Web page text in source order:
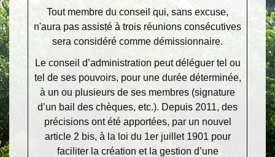
Tout membre du conseil qui, sans excuse,
n'aura pas assisté à trois réunions consécutives
sera considéré comme démissionnaire.
Le conseil d’administration peut déléguer tel ou
tel de ses pouvoirs, pour une durée déterminée,
à un ou plusieurs de ses membres (signature
d’un bail des chèques, etc.). Depuis 2011, des
précisions ont été apportées, par un nouvel
article 2 bis, à la loi du 1erjuillet 1901 pour
faciliter la création et la gestion d’une